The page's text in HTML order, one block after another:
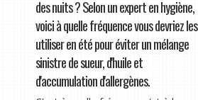
des nuits ? Selon un expert en hygiène,
voici à quelle fréquence vous devriez les
utiliser en été pour éviter un mélange
sinistre de sueur, d'huile et
d'accumulation d'allergènes.